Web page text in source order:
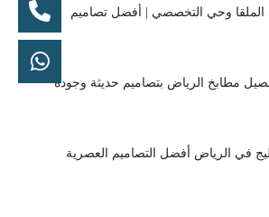
وحي التخصصي | أفضل تصاميم
مطابخ الرياض بتصاميم حديثة وجودة
في الرياض أفضل التصاميم العصرية